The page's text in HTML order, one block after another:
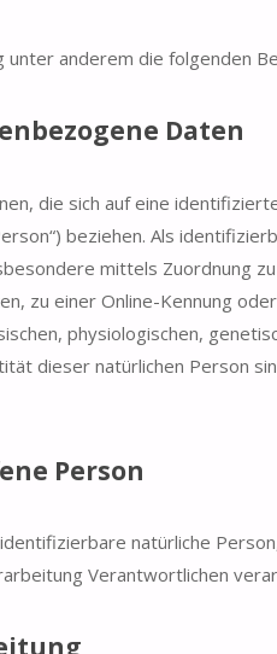
anderem die folgenden
Daten
die sich auf eine
beziehen. Als
mittels Zuordnung
zu einer Online-Kennung
physiologischen,
dieser natürlichen Person
Person
natürliche
Verantwortlichen